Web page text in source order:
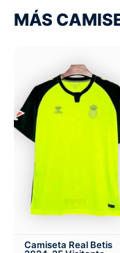
MÁS
Camiseta Real Betis